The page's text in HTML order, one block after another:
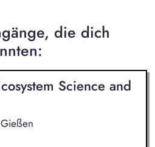
die dich
Science and